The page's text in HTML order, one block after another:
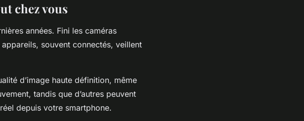
chez vous
années. Fini les caméras
souvent connectés, veillent
d’image haute définition, même
tandis que d’autres peuvent
depuis votre smartphone.